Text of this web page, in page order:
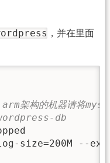
，并在里面
架构的机器请将
db
size=200M --